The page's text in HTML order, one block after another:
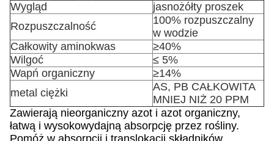
Wygląd
jasnożółty proszek
Rozpuszczalność
100% rozpuszczalny
w wodzie
Całkowity aminokwas
≥40%
Wilgoć
≤ 5%
Wapń organiczny
≥14%
metal ciężki
AS, PB CAŁKOWITA
MNIEJ NIŻ 20 PPM
Zawierają nieorganiczny azot i azot organiczny,
łatwą i wysokowydajną absorpcję przez rośliny.
Pomóż w absorpcji i translokacji składników